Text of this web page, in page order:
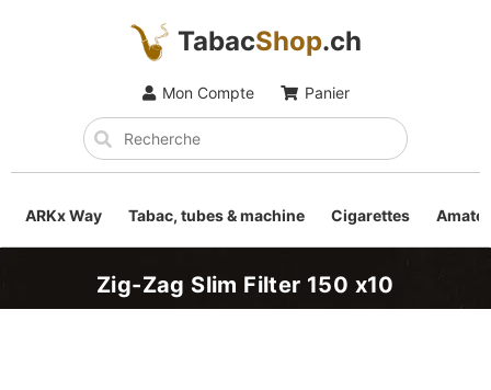
TabacShop.ch
Mon Compte Panier
ARKx Way Tabac, tubes & machine Cigarettes
Zig-Zag Slim Filter 150 x10